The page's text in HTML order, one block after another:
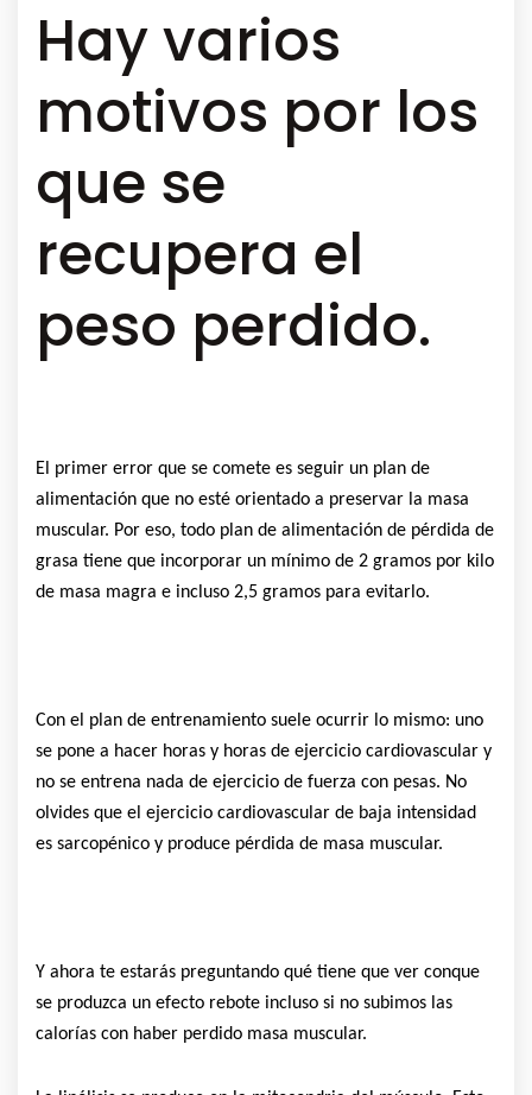
Hay varios
motivos por los
que se
recupera el
peso perdido.
El primer error que se comete es seguir un plan de
alimentación que no esté orientado a preservar la masa
muscular. Por eso, todo plan de alimentación de pérdida de
grasa tiene que incorporar un mínimo de 2 gramos por kilo
de masa magra e incluso 2,5 gramos para evitarlo.
Con el plan de entrenamiento suele ocurrir lo mismo: uno
se pone a hacer horas y horas de ejercicio cardiovascular y
no se entrena nada de ejercicio de fuerza con pesas. No
olvides que el ejercicio cardiovascular de baja intensidad
es sarcopénico y produce pérdida de masa muscular.
Y ahora te estarás preguntando qué tiene que ver conque
se produzca un efecto rebote incluso si no subimos las
calorías con haber perdido masa muscular.